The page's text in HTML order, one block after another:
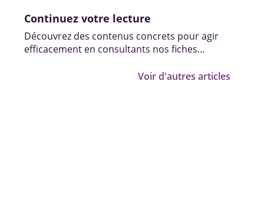
Continuez votre lecture
Découvrez des contenus concrets pour agir
efficacement en consultants nos fiches
Voir d'autres articles